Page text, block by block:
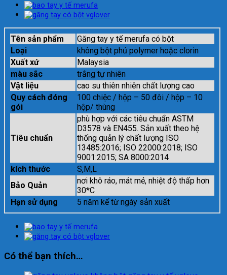
Tên sản phẩm
Găng tay y tế merufa có bột
Loại
không bột phủ polymer hoặc clorin
Xuất xứ
Malaysia
màu sắc
trắng tự nhiên
Vật liệu
cao su thiên nhiên chất lượng cao
Quy cách đóng
gói
100 chiệc / hộp – 50 đôi / hộp – 10
hộp/ thùng
Tiêu chuẩn
phù hợp với các tiêu chuẩn ASTM
D3578 và EN455. Sản xuất theo hệ
thống quản lý chất lượng ISO
13485:2016; ISO 22000:2018; ISO
9001:2015; SA 8000:2014
kích thước
S,M,L
Bảo Quản
nơi khô ráo, mát mẻ, nhiệt độ thấp hơn
30*C
Hạn sử dụng
5 năm kể từ ngày sản xuất
Có thể bạn thích…